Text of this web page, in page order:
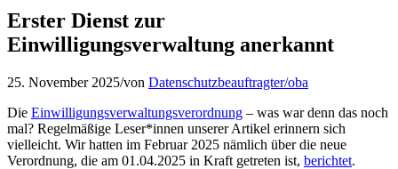
Erster Dienst zur
Einwilligungsverwaltung anerkannt
25. November 2025/von Datenschutzbeauftragter/oba
Die Einwilligungsverwaltungsverordnung – was war denn das noch
mal? Regelmäßige Leser*innen unserer Artikel erinnern sich
vielleicht. Wir hatten im Februar 2025 nämlich über die neue
Verordnung, die am 01.04.2025 in Kraft getreten ist, berichtet.